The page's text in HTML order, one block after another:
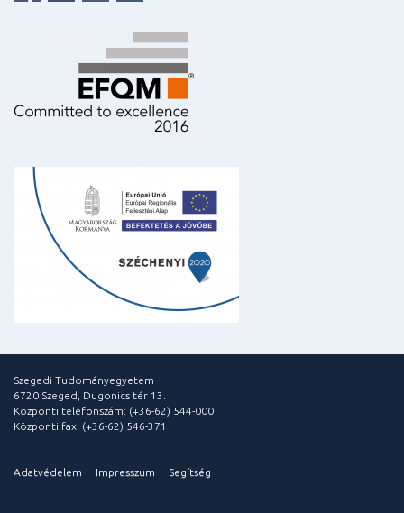
Szegedi Tudományegyetem
6720 Szeged, Dugonics tér 13.
Központi telefonszám: (+36-62) 544-000
Központi fax: (+36-62) 546-371
Adatvédelem Impresszum Segítség